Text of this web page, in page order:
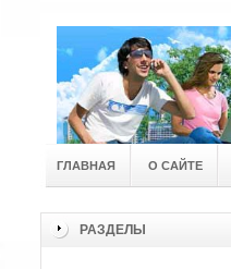
ГЛАВНАЯ О САЙТЕ
РАЗДЕЛЫ